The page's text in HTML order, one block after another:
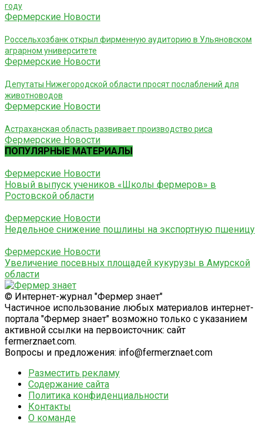
году
Фермерские Новости
Россельхозбанк открыл фирменную аудиторию в Ульяновском
аграрном университете
Фермерские Новости
Депутаты Нижегородской области просят послаблений для
животноводов
Фермерские Новости
Астраханская область развивает производство риса
Фермерские Новости
ПОПУЛЯРНЫЕ МАТЕРИАЛЫ
Фермерские Новости
Новый выпуск учеников «Школы фермеров» в
Ростовской области
Фермерские Новости
Недельное снижение пошлины на экспортную пшеницу
Фермерские Новости
Увеличение посевных площадей кукурузы в Амурской
области
© Интернет-журнал "Фермер знает"
Частичное использование любых материалов интернет-
портала "Фермер знает" возможно только с указанием
активной ссылки на первоисточник: сайт
fermerznaet.com.
Вопросы и предложения: info@fermerznaet.com
Разместить рекламу
Содержание сайта
Политика конфиденциальности
Контакты
О команде